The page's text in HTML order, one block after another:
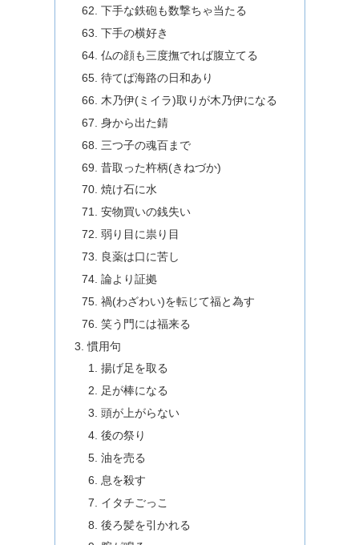
下手な鉄砲も数撃ちゃ当たる
下手の横好き
仏の顔も三度撫でれば腹立てる
待てば海路の日和あり
木乃伊(ミイラ)取りが木乃伊になる
身から出た錆
三つ子の魂百まで
昔取った杵柄(きねづか)
焼け石に水
安物買いの銭失い
弱り目に祟り目
良薬は口に苦し
論より証拠
禍(わざわい)を転じて福と為す
笑う門には福来る
慣用句
揚げ足を取る
足が棒になる
頭が上がらない
後の祭り
油を売る
息を殺す
イタチごっこ
後ろ髪を引かれる